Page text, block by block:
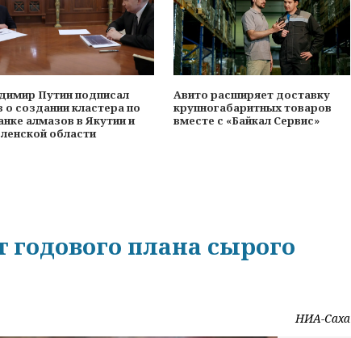
Путин подписал
о создании кластера по
алмазов в Якутии и
области
Авито расширяет доставку
крупногабаритных товаров
вместе с «Байкал Сервис»
годового плана сырого
НИА-Саха